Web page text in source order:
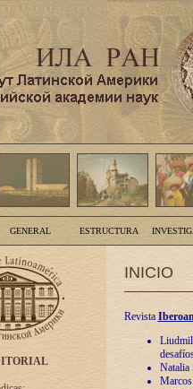
GENERAL ESTRUCTURA
INICIO
Revista
Natalia